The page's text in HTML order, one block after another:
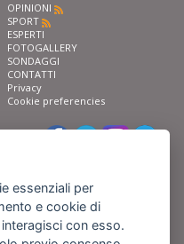
OPINIONI
SPORT
ESPERTI
FOTOGALLERY
SONDAGGI
CONTATTI
Privacy
Cookie preferencies
essenziali per
e cookie di
con esso.